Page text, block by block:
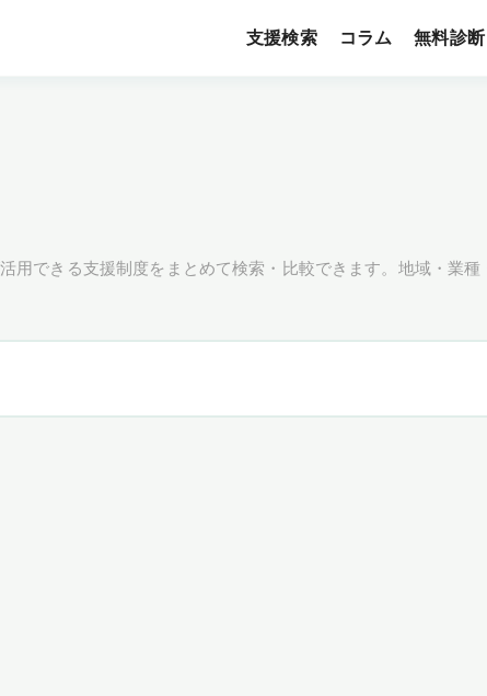
支援検索 コラム 無料診断
用できる支援制度をまとめて検索・比較できます。地域・業